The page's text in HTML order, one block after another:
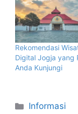
Rekomendasi
Digital Jogja yang
Anda Kunjungi
Informasi